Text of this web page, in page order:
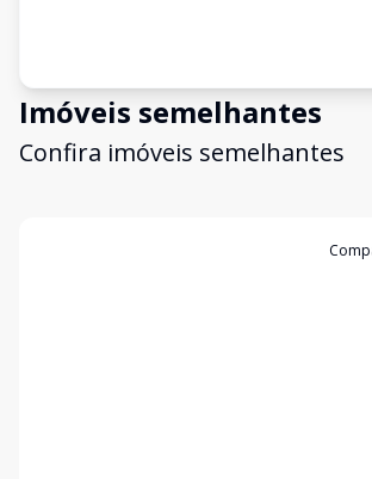
Imóveis semelhantes
Confira imóveis semelhantes